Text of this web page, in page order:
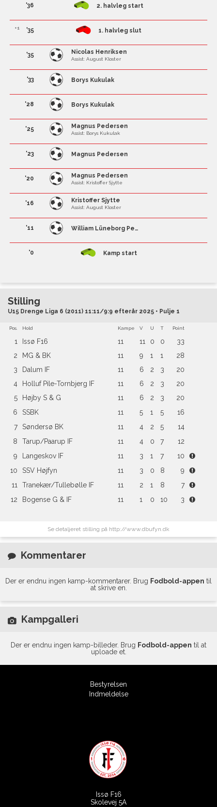
'36 2. halvleg start
'35
+1 1. halvleg slut
'35 Nicolas Henriksen
Assist: August Kloster
'33 Borys Kukulak
'28 Borys Kukulak
'25 Magnus Pedersen
Assist: Borys Kukulak
'23 Magnus Pedersen
'20 Magnus Pedersen
Assist: Kristoffer Sjytte
'16 Kristoffer Sjytte
Assist: August Kloster
'11 William Lüneborg Petersen
'0 Kamp start
Stilling
U15 Drenge Liga 6 (2011) 11:11/9:9 efterår 2025 • Pulje 1
Pos. Hold Kampe V U T Point
1 Issø F16 11 11 0 0
33
2
MG & BK 11 9 1 1
28
3
Dalum IF 11 6 2 3
20
4
Holluf Pile-Tornbjerg IF 11 6 2 3
20
5
Højby S & G 11 6 2 3
20
6
SSBK 11 5 1 5
16
7
Søndersø BK 11 4 2 5
14
8
Tarup/Paarup IF 11 4 0 7
12
9
Langeskov IF 11 3 1 7
10
10
SSV Højfyn 11 3 0 8
9
11
Tranekær/Tullebølle IF 11 2 1 8
7
12
Bogense G & IF 11 1 0 10 3
Se detaljeret stilling på http://www.dbufyn.dk
Kommentarer
Der er endnu ingen kamp-kommentarer. Brug Fodbold-appen til
at skrive en.
Kampgalleri
Der er endnu ingen kamp-billeder. Brug Fodbold-appen til at
uploade et.
Bestyrelsen
Indmeldelse
Issø F16
Skolevej 5A